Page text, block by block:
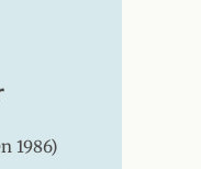
1986)